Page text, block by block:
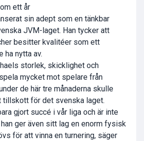
ett år
sin adept som en tänkbar
JVM-laget. Han tycker att
besitter kvalitéer som ett
ha nytta av.
storlek, skicklighet och
mycket mot spelare från
de här tre månaderna skulle
tillskott för det svenska laget.
gjort succé i vår liga och är inte
ger även sitt lag en enorm fysisk
för att vinna en turnering, säger